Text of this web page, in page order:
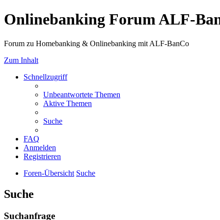
Onlinebanking Forum ALF-
Forum zu Homebanking & Onlinebanking mit ALF-BanCo
Zum Inhalt
Schnellzugriff
Unbeantwortete Themen
Aktive Themen
Suche
FAQ
Anmelden
Registrieren
Foren-Übersicht Suche
Suche
Suchanfrage